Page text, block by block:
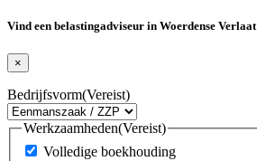
Vind een belastingadviseur in Woerdense Verlaat
×
Bedrijfsvorm(Vereist)
Werkzaamheden(Vereist)
Volledige boekhouding